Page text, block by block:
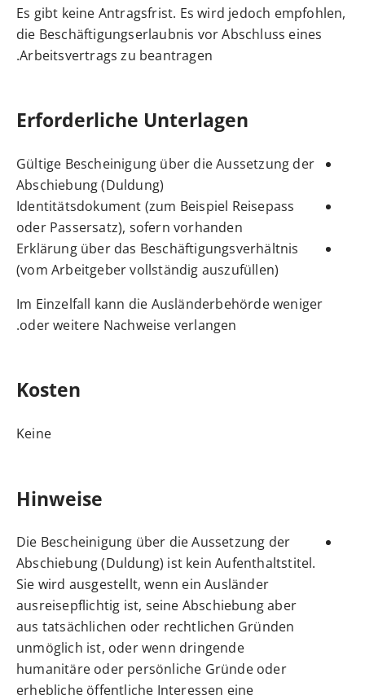
Es gibt keine Antragsfrist. Es wird jedoch empfohlen,
die Beschäftigungserlaubnis vor Abschluss eines
Arbeitsvertrags zu beantragen.
Erforderliche Unterlagen
Gültige Bescheinigung über die Aussetzung der
Abschiebung (Duldung)
Identitätsdokument (zum Beispiel Reisepass
oder Passersatz), sofern vorhanden
Erklärung über das Beschäftigungsverhältnis
(vom Arbeitgeber vollständig auszufüllen)
Im Einzelfall kann die Ausländerbehörde weniger
oder weitere Nachweise verlangen.
Kosten
Keine
Hinweise
Die Bescheinigung über die Aussetzung der
Abschiebung (Duldung) ist kein Aufenthaltstitel.
Sie wird ausgestellt, wenn ein Ausländer
ausreisepflichtig ist, seine Abschiebung aber
aus tatsächlichen oder rechtlichen Gründen
unmöglich ist, oder wenn dringende
humanitäre oder persönliche Gründe oder
erhebliche öffentliche Interessen eine